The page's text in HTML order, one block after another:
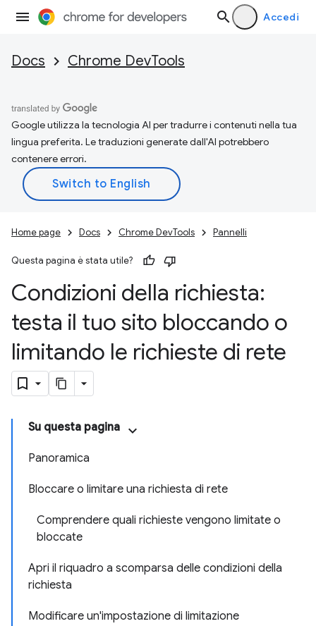
Accedi
Docs Chrome DevTools
Google utilizza la tecnologia AI per tradurre i contenuti nella tua
lingua preferita. Le traduzioni generate dall'AI potrebbero
contenere errori.
Home page Docs Chrome DevTools Pannelli
Questa pagina è stata utile?
Condizioni della richiesta:
testa il tuo sito bloccando o
limitando le richieste di rete
Su questa pagina
Panoramica
Bloccare o limitare una richiesta di rete
Comprendere quali richieste vengono limitate o
bloccate
Apri il riquadro a scomparsa delle condizioni della
richiesta
Modificare un'impostazione di limitazione